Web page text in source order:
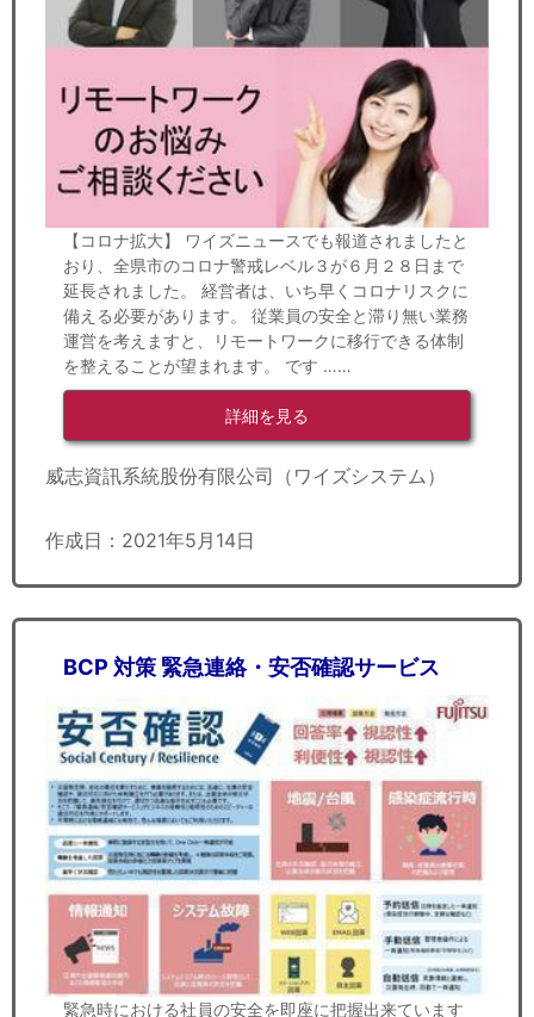
【コロナ拡大】 ワイズニュースでも報道されましたと
おり、全県市のコロナ警戒レベル３が６月２８日まで
延長されました。 経営者は、いち早くコロナリスクに
備える必要があります。 従業員の安全と滞り無い業務
運営を考えますと、リモートワークに移行できる体制
を整えることが望まれます。 です ……
詳細を見る
威志資訊系統股份有限公司（ワイズシステム）
作成日：2021年5月14日
BCP 対策 緊急連絡・安否確認サービス
緊急時における社員の安全を即座に把握出来ています